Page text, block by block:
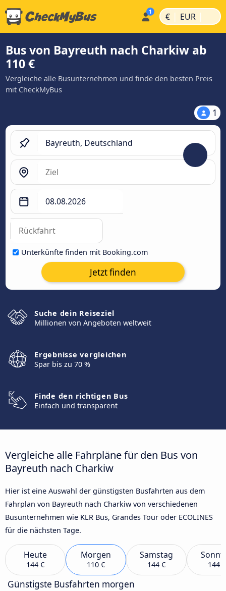
€ | EUR |
Bus von Bayreuth nach Charkiw ab
110 €
Vergleiche alle Busunternehmen und finde den besten Preis
mit CheckMyBus
1
Unterkünfte finden mit Booking.com
Jetzt finden
Suche dein Reiseziel
Millionen von Angeboten weltweit
Ergebnisse vergleichen
Spar bis zu 70 %
Finde den richtigen Bus
Einfach und transparent
Vergleiche alle Fahrpläne für den Bus von
Bayreuth nach Charkiw
Hier ist eine Auswahl der günstigsten Busfahrten aus dem
Fahrplan von Bayreuth nach Charkiw von verschiedenen
Busunternehmen wie KLR Bus, Grandes Tour oder ECOLINES
für die nächsten Tage.
Heute
144 €
Morgen
110 €
Samstag
144 € 144 €
Günstigste Busfahrten morgen